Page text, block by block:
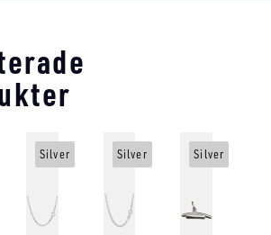
Silver Silver Silver